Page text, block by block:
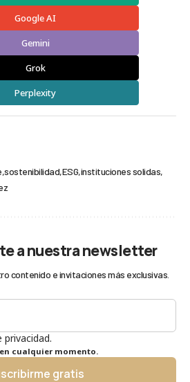
Google AI
Gemini
Grok
Perplexity
sostenibilidad ESG instituciones solidas
a nuestra newsletter
contenido e invitaciones más exclusivas.
cualquier momento.
gratis